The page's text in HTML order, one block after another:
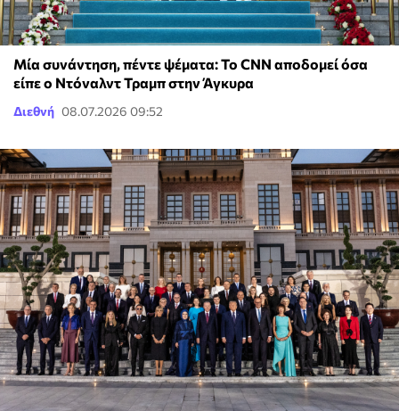
Μία συνάντηση, πέντε ψέματα: To CNN αποδομεί όσα
είπε ο Ντόναλντ Τραμπ στην Άγκυρα
Διεθνή 08.07.2026 09:52